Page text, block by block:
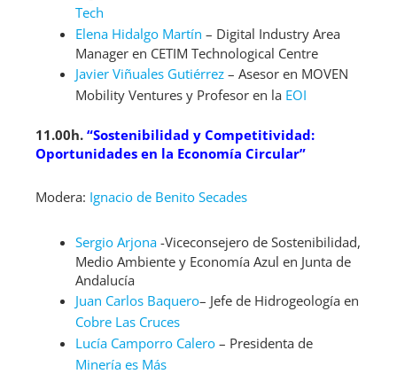
Tech
Elena Hidalgo Martín – Digital Industry Area
Manager en CETIM Technological Centre
Javier Viñuales Gutiérrez – Asesor en MOVEN
Mobility Ventures y Profesor en la EOI
11.00h. “Sostenibilidad y Competitividad:
Oportunidades en la Economía Circular”
Modera: Ignacio de Benito Secades
Sergio Arjona -Viceconsejero de Sostenibilidad,
Medio Ambiente y Economía Azul en Junta de
Andalucía
Juan Carlos Baquero– Jefe de Hidrogeología en
Cobre Las Cruces
Lucía Camporro Calero – Presidenta de
Minería es Más